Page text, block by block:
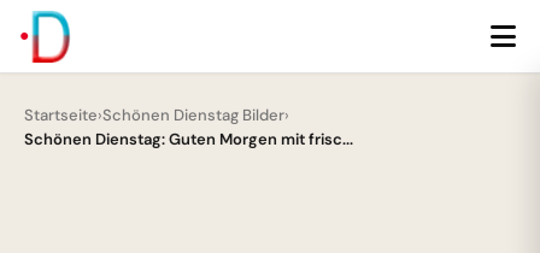
Startseite›Schönen Dienstag Bilder›
Schönen Dienstag: Guten Morgen mit frisc...